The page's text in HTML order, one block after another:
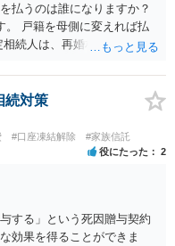
払うのは誰になりますか？
。 戸籍を母側に変えれば払
続人は、再婚相手とご相談
ただし、お父様が亡くなっ
所にて「相続放棄」の手続
続対策
#口座凍結解除 #家族信託
役にたった 2
する」という死因贈与契約
効果を得ることができま